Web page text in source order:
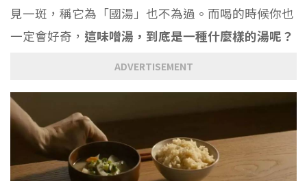
見一斑，稱它為「國湯」也不為過。而喝的時候你也
一定會好奇， 這味噌湯，到底是一種什麼樣的湯呢？
ADVERTISEMENT